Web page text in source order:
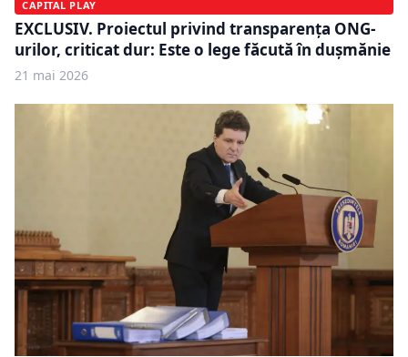
CAPITAL PLAY
EXCLUSIV. Proiectul privind transparența ONG-
urilor, criticat dur: Este o lege făcută în dușmănie
21 mai 2026